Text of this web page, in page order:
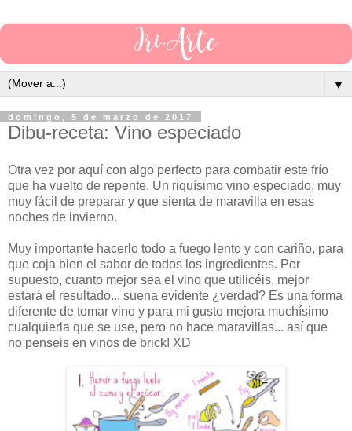
▼
domingo, 5 de marzo de 2017
Dibu-receta: Vino especiado
Otra vez por aquí con algo perfecto para combatir este frío
que ha vuelto de repente. Un riquísimo vino especiado, muy
muy fácil de preparar y que sienta de maravilla en esas
noches de invierno.
Muy importante hacerlo todo a fuego lento y con cariño, para
que coja bien el sabor de todos los ingredientes. Por
supuesto, cuanto mejor sea el vino que utilicéis, mejor
estará el resultado... suena evidente ¿verdad? Es una forma
diferente de tomar vino y para mi gusto mejora muchísimo
cualquierla que se use, pero no hace maravillas... así que
no penseis en vinos de brick! XD